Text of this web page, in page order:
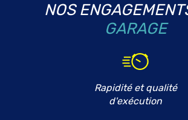
NOS
GARAGE
Rapidité et qualité
d'exécution